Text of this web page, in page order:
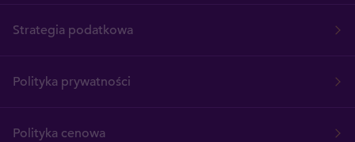
Strategia podatkowa
Polityka prywatności
Polityka cenowa